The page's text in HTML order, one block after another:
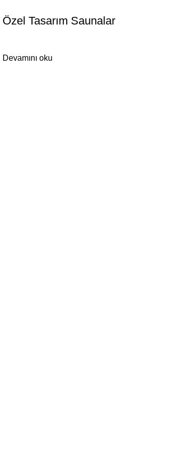
Özel Tasarım Saunalar
Devamını oku